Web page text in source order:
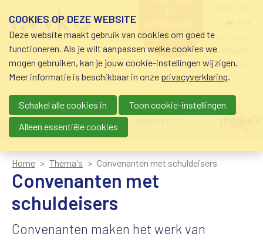
schuldhulp • sociaal
krediet • budgetbeheer •
beschermingsbewind
0800-8115.nl
nvvk-leden
Main navigation
nieuws agenda
Home Thema's Convenanten met schuldeisers
Convenanten met
schuldeisers
Convenanten maken het werk van
COOKIES OP DEZE WEBSITE
Deze website maakt gebruik van cookies om goed te
functioneren. Als je wilt aanpassen welke cookies we
mogen gebruiken, kan je jouw cookie-instellingen wijzigen.
Meer informatie is beschikbaar in onze privacyverklaring.
Schakel alle cookies in
Toon cookie-instellingen
Alleen essentiële cookies